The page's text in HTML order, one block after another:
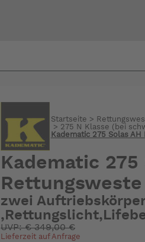
Startseite >
> 275 N Klasse (bei
Kadematic 275 Solas
Kadematic 275
Rettungsweste
zwei
UVP:€349,00 €
Lieferzeit auf Anfrage